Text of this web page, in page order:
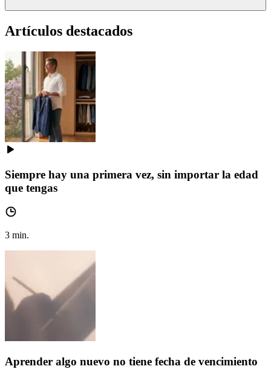
Artículos destacados
Siempre hay una primera vez, sin importar la edad
que tengas
3 min.
Aprender algo nuevo no tiene fecha de vencimiento